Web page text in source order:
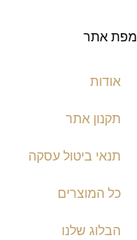
מפת אתר
אודות
תקנון אתר
תנאי ביטול עסקה
כל המוצרים
הבלוג שלנו